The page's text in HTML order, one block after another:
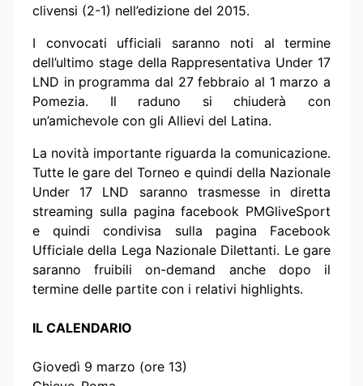
clivensi (2-1) nell’edizione del 2015.
I convocati ufficiali saranno noti al termine
dell’ultimo stage della Rappresentativa Under 17
LND in programma dal 27 febbraio al 1 marzo a
Pomezia. Il raduno si chiuderà con
un’amichevole con gli Allievi del Latina.
La novità importante riguarda la comunicazione.
Tutte le gare del Torneo e quindi della Nazionale
Under 17 LND saranno trasmesse in diretta
streaming sulla pagina facebook PMGliveSport
e quindi condivisa sulla pagina Facebook
Ufficiale della Lega Nazionale Dilettanti. Le gare
saranno fruibili on-demand anche dopo il
termine delle partite con i relativi highlights.
IL CALENDARIO
Giovedì 9 marzo (ore 13)